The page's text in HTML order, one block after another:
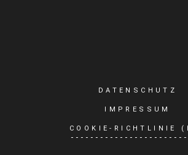
DATENSCHUTZ
IMPRESSUM
COOKIE-RICHTLINIE